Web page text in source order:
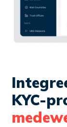
KYC-